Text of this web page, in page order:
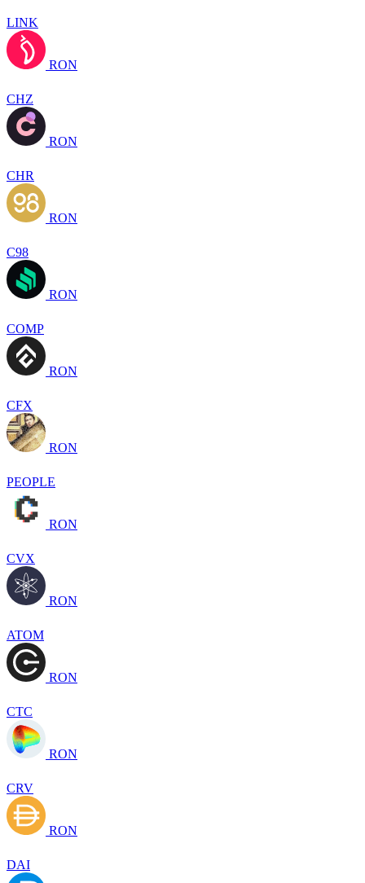
LINK
RON
CHZ
RON
CHR
RON
C98
RON
COMP
RON
CFX
RON
PEOPLE
RON
CVX
RON
ATOM
RON
CTC
RON
CRV
RON
DAI